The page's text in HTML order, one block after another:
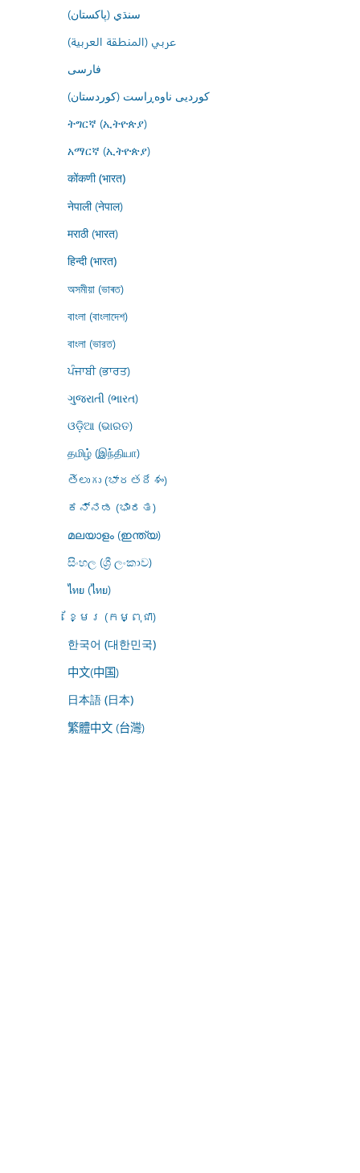
سنڌي (پاکستان)
عربي (المنطقة العربية)
فارسى
کوردیی ناوەڕاست (کوردستان)
ትግርኛ (ኢትዮጵያ)
አማርኛ (ኢትዮጵያ)
कोंकणी (भारत)
नेपाली (नेपाल)
मराठी (भारत)
हिन्दी (भारत)
অসমীয়া (ভাৰত)
বাংলা (বাংলাদেশ)
বাংলা (ভারত)
ਪੰਜਾਬੀ (ਭਾਰਤ)
ગુજરાતી (ભારત)
ଓଡ଼ିଆ (ଭାରତ)
தமிழ் (இந்தியா)
తెలుగు (భారతదేశం)
ಕನ್ನಡ (ಭಾರತ)
മലയാളം (ഇന്ത്യ)
සිංහල (ශ්‍රී ලංකාව)
ไทย (ไทย)
ខ្មែរ (កម្ពុជា)
한국어 (대한민국)
中文(中国)
日本語 (日本)
繁體中文 (台灣)